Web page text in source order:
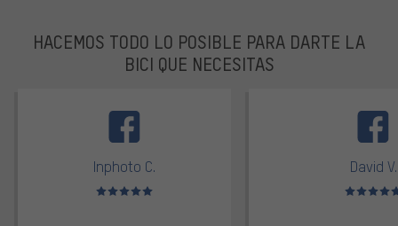
HACEMOS TODO LO POSIBLE PARA DARTE LA
BICI QUE NECESITAS
Inphoto C.
Valoración media: 5 de 5
David V.
Valoración